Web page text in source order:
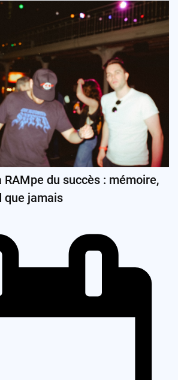
du succès : mémoire,
que jamais